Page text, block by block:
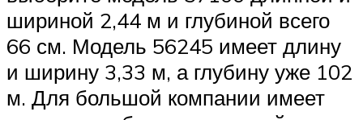
шириной 2,44 м и глубиной всего
66 см. Модель 56245 имеет длину
и ширину 3,33 м, а глубину уже 102
м. Для большой компании имеет